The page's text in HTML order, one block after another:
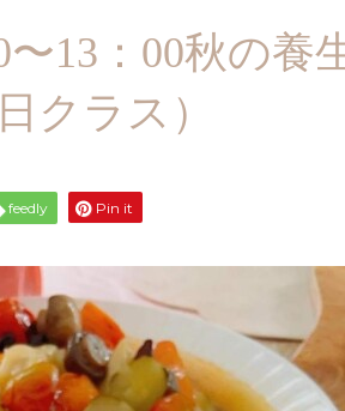
13：00秋の養
クラス）
feedly Pin it